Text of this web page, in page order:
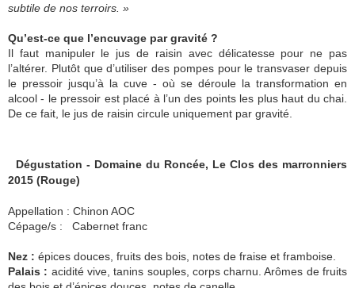
subtile de nos terroirs. »
Qu’est-ce que l’encuvage par gravité ?
Il faut manipuler le jus de raisin avec délicatesse pour ne pas
l’altérer. Plutôt que d’utiliser des pompes pour le transvaser depuis
le pressoir jusqu’à la cuve - où se déroule la transformation en
alcool - le pressoir est placé à l’un des points les plus haut du chai.
De ce fait, le jus de raisin circule uniquement par gravité.
Dégustation - Domaine du Roncée, Le Clos des marronniers
2015 (Rouge)
Appellation : Chinon AOC
Cépage/s : Cabernet franc
Nez : épices douces, fruits des bois, notes de fraise et framboise.
Palais : acidité vive, tanins souples, corps charnu. Arômes de fruits